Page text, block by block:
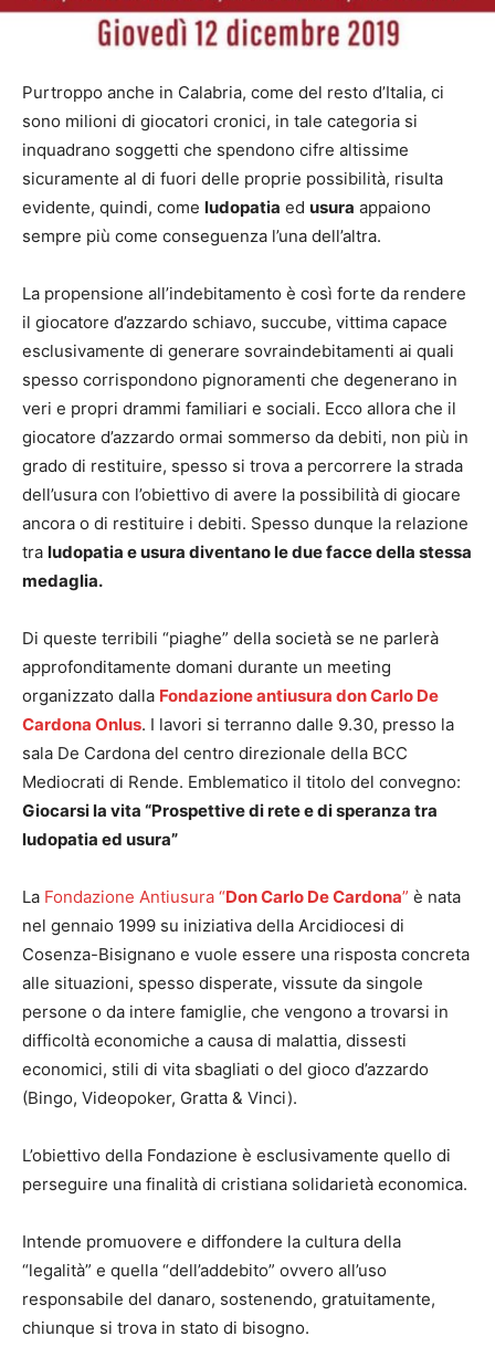
Purtroppo anche in Calabria, come del resto d’Italia, ci
sono milioni di giocatori cronici, in tale categoria si
inquadrano soggetti che spendono cifre altissime
sicuramente al di fuori delle proprie possibilità, risulta
evidente, quindi, come ludopatia ed usura appaiono
sempre più come conseguenza l’una dell’altra.
La propensione all’indebitamento è così forte da rendere
il giocatore d’azzardo schiavo, succube, vittima capace
esclusivamente di generare sovraindebitamenti ai quali
spesso corrispondono pignoramenti che degenerano in
veri e propri drammi familiari e sociali. Ecco allora che il
giocatore d’azzardo ormai sommerso da debiti, non più in
grado di restituire, spesso si trova a percorrere la strada
dell’usura con l’obiettivo di avere la possibilità di giocare
ancora o di restituire i debiti. Spesso dunque la relazione
tra ludopatia e usura diventano le due facce della stessa
medaglia.
Di queste terribili “piaghe” della società se ne parlerà
approfonditamente domani durante un meeting
organizzato dalla Fondazione antiusura don Carlo De
Cardona Onlus. I lavori si terranno dalle 9.30, presso la
sala De Cardona del centro direzionale della BCC
Mediocrati di Rende. Emblematico il titolo del convegno:
Giocarsi la vita “Prospettive di rete e di speranza tra
ludopatia ed usura”
La Fondazione Antiusura “Don Carlo De Cardona” è nata
nel gennaio 1999 su iniziativa della Arcidiocesi di
Cosenza-Bisignano e vuole essere una risposta concreta
alle situazioni, spesso disperate, vissute da singole
persone o da intere famiglie, che vengono a trovarsi in
difficoltà economiche a causa di malattia, dissesti
economici, stili di vita sbagliati o del gioco d’azzardo
(Bingo, Videopoker, Gratta & Vinci).
L’obiettivo della Fondazione è esclusivamente quello di
perseguire una finalità di cristiana solidarietà economica.
Intende promuovere e diffondere la cultura della
“legalità” e quella “dell’addebito” ovvero all’uso
responsabile del danaro, sostenendo, gratuitamente,
chiunque si trova in stato di bisogno.